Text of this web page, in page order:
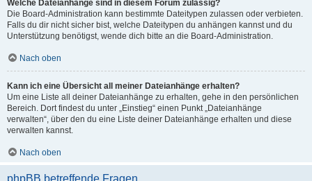
Welche Dateianhänge sind in diesem Forum zulässig?
Die Board-Administration kann bestimmte Dateitypen zulassen oder verbieten.
Falls du dir nicht sicher bist, welche Dateitypen du anhängen kannst und du
Unterstützung benötigst, wende dich bitte an die Board-Administration.
Nach oben
Kann ich eine Übersicht all meiner Dateianhänge erhalten?
Um eine Liste all deiner Dateianhänge zu erhalten, gehe in den persönlichen
Bereich. Dort findest du unter „Einstieg“ einen Punkt „Dateianhänge
verwalten“, über den du eine Liste deiner Dateianhänge erhalten und diese
verwalten kannst.
Nach oben
phpBB betreffende Fragen